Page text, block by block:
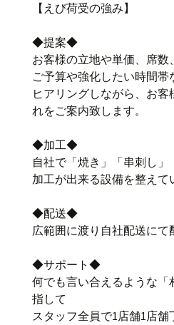
【えび荷受の強み】
◆提案◆
お客様の立地や単価、席
ご予算や強化したい時間帯
ヒアリングしながら、お
れをご案内致します。
◆加工◆
自社で「焼き」「串刺し
加工が出来る設備を整えて
◆配送◆
広範囲に渡り自社配送にて
◆サポート◆
何でも言い合えるような「
指して
スタッフ全員で1店舗1店舗